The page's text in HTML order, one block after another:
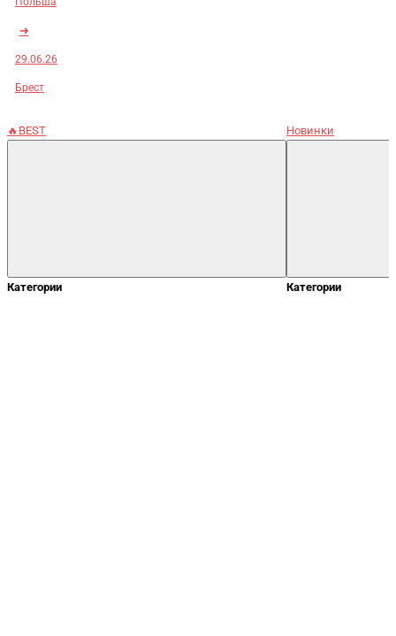
➜
29.06.26
Брест
🔥BEST
Категории
Новинки
Категории